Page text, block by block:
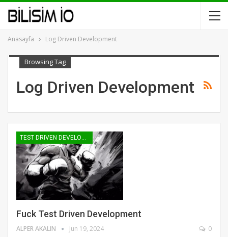
Anasayfa Log Driven Development
Browsing Tag
Log Driven Development
Fuck Test Driven Development
ALPER AKALIN Jun 19, 2024 0